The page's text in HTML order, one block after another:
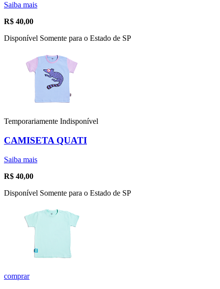
Saiba mais
R$ 40,00
Disponível Somente para o Estado de SP
Temporariamente Indisponível
CAMISETA QUATI
Saiba mais
R$ 40,00
Disponível Somente para o Estado de SP
comprar